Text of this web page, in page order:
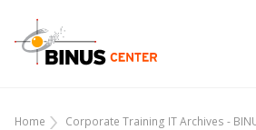
Home Corporate Training IT Archives -